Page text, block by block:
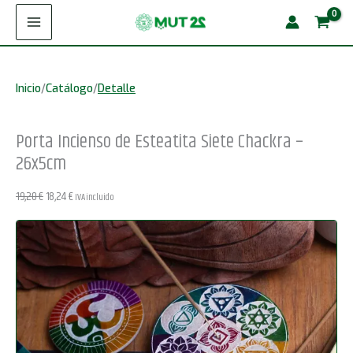
Inicio/Catálogo/Detalle
Porta Incienso de Esteatita Siete Chackra –
26x5cm
19,20€El
precio
original
era:
19,20 €.
18,24€El
precio
actual
es:
18,24 €.
IVA incluido
¡Oferta!
Esteatita
Chackra
26x5cm
cantidad